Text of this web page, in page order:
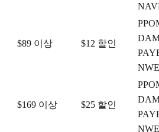
$89 이상 $12 할인
$169 이상 $25 할인